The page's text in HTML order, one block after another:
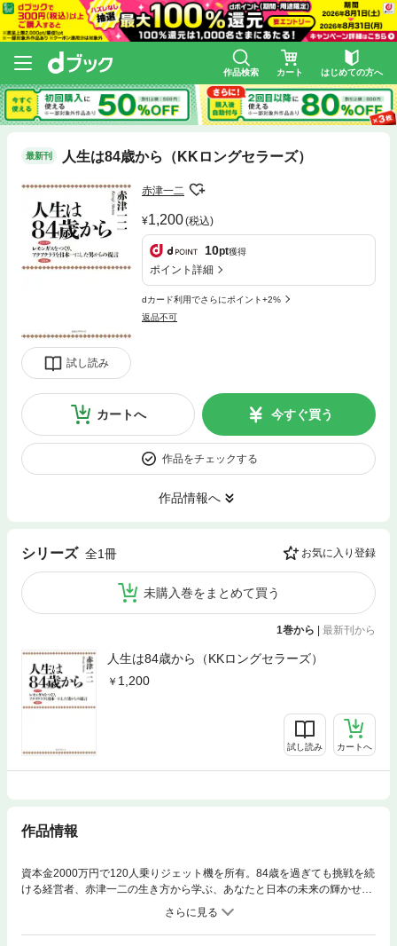
作品検索 カート はじめての方へ
最新刊 人生は84歳から（KKロングセラーズ）
試し読み
赤津一二
1,200(税込)
10pt獲得
ポイント詳細
dカード利用でさらにポイント+2%
返品不可
カートへ 今すぐ買う
作品をチェックする
作品情報へ
シリーズ 全1冊 お気に入り登録
未購入巻をまとめて買う
1巻から | 最新刊から
人生は84歳から（KKロングセラーズ）
1,200
試し読み カートへ
作品情報
資本金2000万円で120人乗りジェット機を所有。84歳を過ぎても挑戦を続
ける経営者、赤津一二の生き方から学ぶ、あなたと日本の未来の輝かせ
方。――戦争によって貴重な命をもらい、強い忍耐力を授かった私には、
現代の若い世代の生き方が納得できない。確かに生きているが、今がよけ
ればいいと思っているのか刹那的、事なかれ主義だ。何かに向かって突き